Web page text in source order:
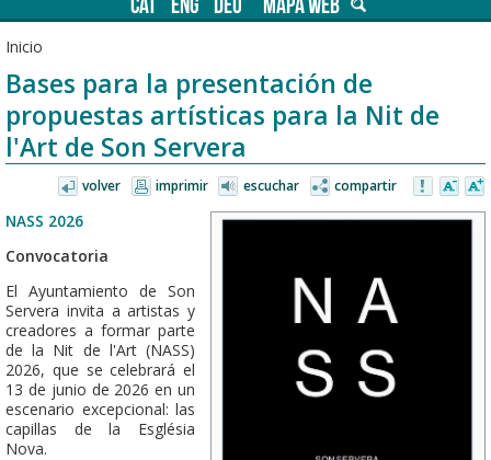
Inicio
Bases para la presentación de
propuestas artísticas para la Nit de
l'Art de Son Servera
volver imprimir escuchar compartir
NASS 2026
Convocatoria
El Ayuntamiento de Son
Servera invita a artistas y
creadores a formar parte
de la Nit de l'Art (NASS)
2026, que se celebrará el
13 de junio de 2026 en un
escenario excepcional: las
capillas de la Església
Nova.